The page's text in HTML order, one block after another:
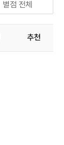
별점 전체
추천